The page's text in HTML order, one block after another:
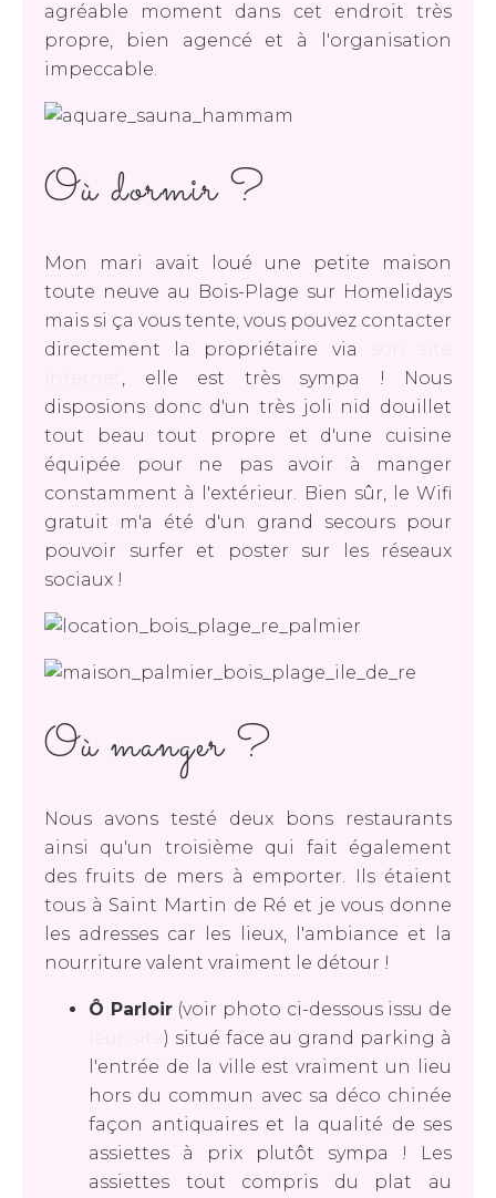
agréable moment dans cet endroit très
propre, bien agencé et à l'organisation
impeccable.
Où dormir ?
Mon mari avait loué une petite maison
toute neuve au Bois-Plage sur Homelidays
mais si ça vous tente, vous pouvez contacter
directement la propriétaire via
, elle est très sympa ! Nous
disposions donc d'un très joli nid douillet
tout beau tout propre et d'une cuisine
équipée pour ne pas avoir à manger
constamment à l'extérieur. Bien sûr, le Wifi
gratuit m'a été d'un grand secours pour
pouvoir surfer et poster sur les réseaux
sociaux !
Où manger ?
Nous avons testé deux bons restaurants
ainsi qu'un troisième qui fait également
des fruits de mers à emporter. Ils étaient
tous à Saint Martin de Ré et je vous donne
les adresses car les lieux, l'ambiance et la
nourriture valent vraiment le détour !
Ô Parloir(voir photo ci-dessous issu de
) situé face au grand parking à
l'entrée de la ville est vraiment un lieu
hors du commun avec sa déco chinée
façon antiquaires et la qualité de ses
assiettes à prix plutôt sympa ! Les
assiettes tout compris du plat au